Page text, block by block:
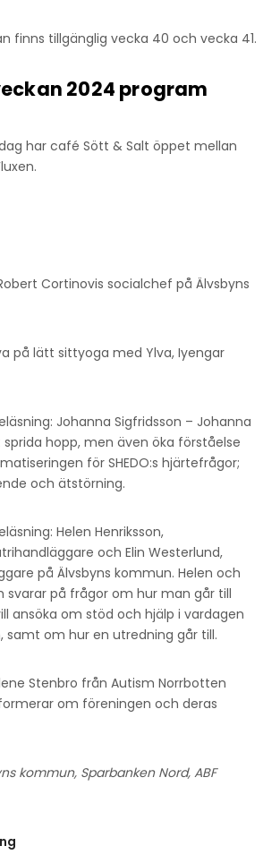
finns tillgänglig vecka 40 och vecka 41.
2024 program
har café Sött & Salt öppet mellan
Cortinovis socialchef på Älvsbyns
på lätt sittyoga med Ylva, Iyengar
Johanna Sigfridsson – Johanna
hopp, men även öka förståelse
för SHEDO:s hjärtefrågor;
och ätstörning.
Helen Henriksson,
och Elin Westerlund,
på Älvsbyns kommun. Helen och
svarar på frågor om hur man går till
ansöka om stöd och hjälp i vardagen
samt om hur en utredning går till.
Stenbro från Autism Norrbotten
om föreningen och deras
kommun, Sparbanken Nord, ABF